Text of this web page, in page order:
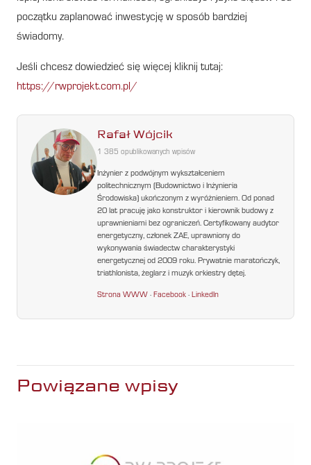
początku zaplanować inwestycję w sposób bardziej
świadomy.
Jeśli chcesz dowiedzieć się więcej kliknij tutaj:
https://rwprojekt.com.pl/
Rafał Wójcik
1 385 opublikowanych wpisów
Inżynier z podwójnym wykształceniem
politechnicznym (Budownictwo i Inżynieria
Środowiska) ukończonym z wyróżnieniem. Od ponad
20 lat pracuję jako konstruktor i kierownik budowy z
uprawnieniami bez ograniczeń. Certyfikowany audytor
energetyczny, członek ZAE, uprawniony do
wykonywania świadectw charakterystyki
energetycznej od 2009 roku. Prywatnie maratończyk,
triathlonista, żeglarz i muzyk orkiestry dętej.
Strona WWW ·Facebook ·LinkedIn
Powiązane wpisy